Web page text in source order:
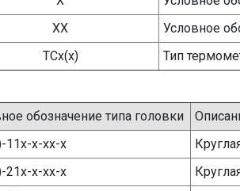
ХХ
Условное
ТСх(х)
Тип
обозначение типа головки
11х-х-хх-х
21х-х-хх-х